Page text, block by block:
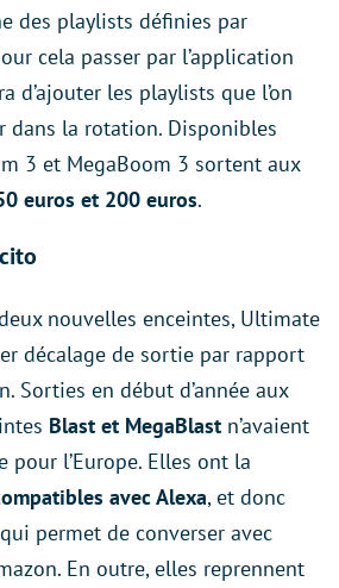
des playlists définies par
cela passer par l’application
d’ajouter les playlists que l’on
dans la rotation. Disponibles
3 et MegaBoom 3 sortent aux
euros et 200 euros.
nouvelles enceintes, Ultimate
décalage de sortie par rapport
Sorties en début d’année aux
Blast et MegaBlast n’avaient
pour l’Europe. Elles ont la
avec Alexa, et donc
permet de converser avec
En outre, elles reprennent